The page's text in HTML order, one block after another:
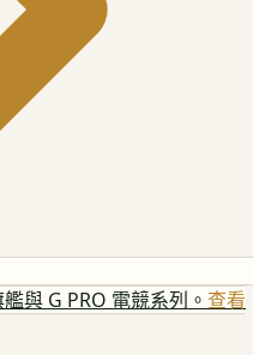
與 G PRO 電競系列。 查看